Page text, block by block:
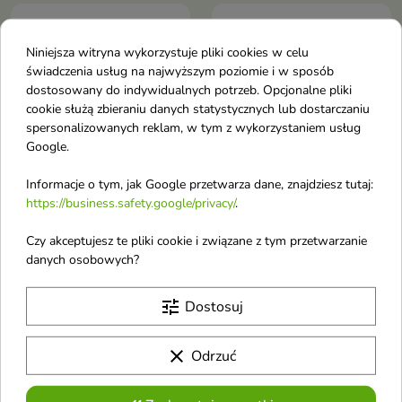
Eveline Brow&Go
kredce /Taupe/
Pomada do brwi to innowacyjne
połączenie tradycyjnej pomady z
nowoczesną technologią sztyftu
Eveline Brow&Go
kredce /Dark Brown/
favorite_border
Niniejsza witryna wykorzystuje pliki cookies w celu
świadczenia usług na najwyższym poziomie i w sposób
dostosowany do indywidualnych potrzeb. Opcjonalne pliki
cookie służą zbieraniu danych statystycznych lub dostarczaniu
spersonalizowanych reklam, w tym z wykorzystaniem usług
Google.
Informacje o tym, jak Google przetwarza dane, znajdziesz tutaj:
https://business.safety.google/privacy/.
Czy akceptujesz te pliki cookie i związane z tym przetwarzanie
danych osobowych?
tune Dostosuj
clear Odrzuć